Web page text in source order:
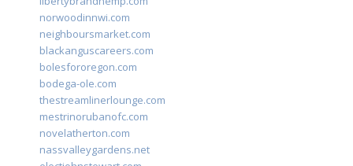
norwoodinnwi.com
neighboursmarket.com
blackanguscareers.com
bolesfororegon.com
bodega-ole.com
thestreamlinerlounge.com
mestrinorubanofc.com
novelatherton.com
nassvalleygardens.net